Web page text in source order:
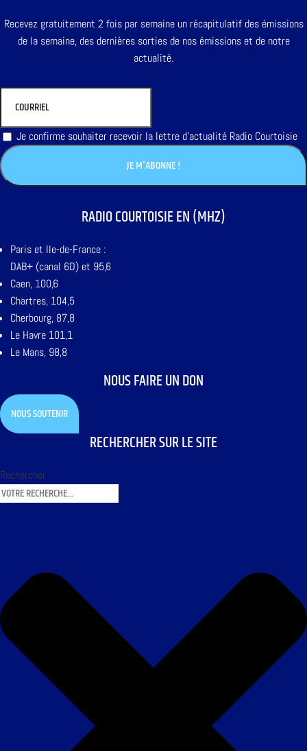
Recevez gratuitement 2 fois par semaine un récapitulatif des émissions
de la semaine, des dernières sorties de nos émissions et de notre
actualité.
Je confirme souhaiter recevoir la lettre d'actualité Radio Courtoisie
RADIO COURTOISIE EN (MHZ)
Paris et Ile-de-France :
DAB+ (canal 6D) et 95,6
Caen, 100,6
Chartres, 104,5
Cherbourg, 87,8
Le Havre 101,1
Le Mans, 98,8
NOUS FAIRE UN DON
NOUS SOUTENIR
RECHERCHER SUR LE SITE
Rechercher